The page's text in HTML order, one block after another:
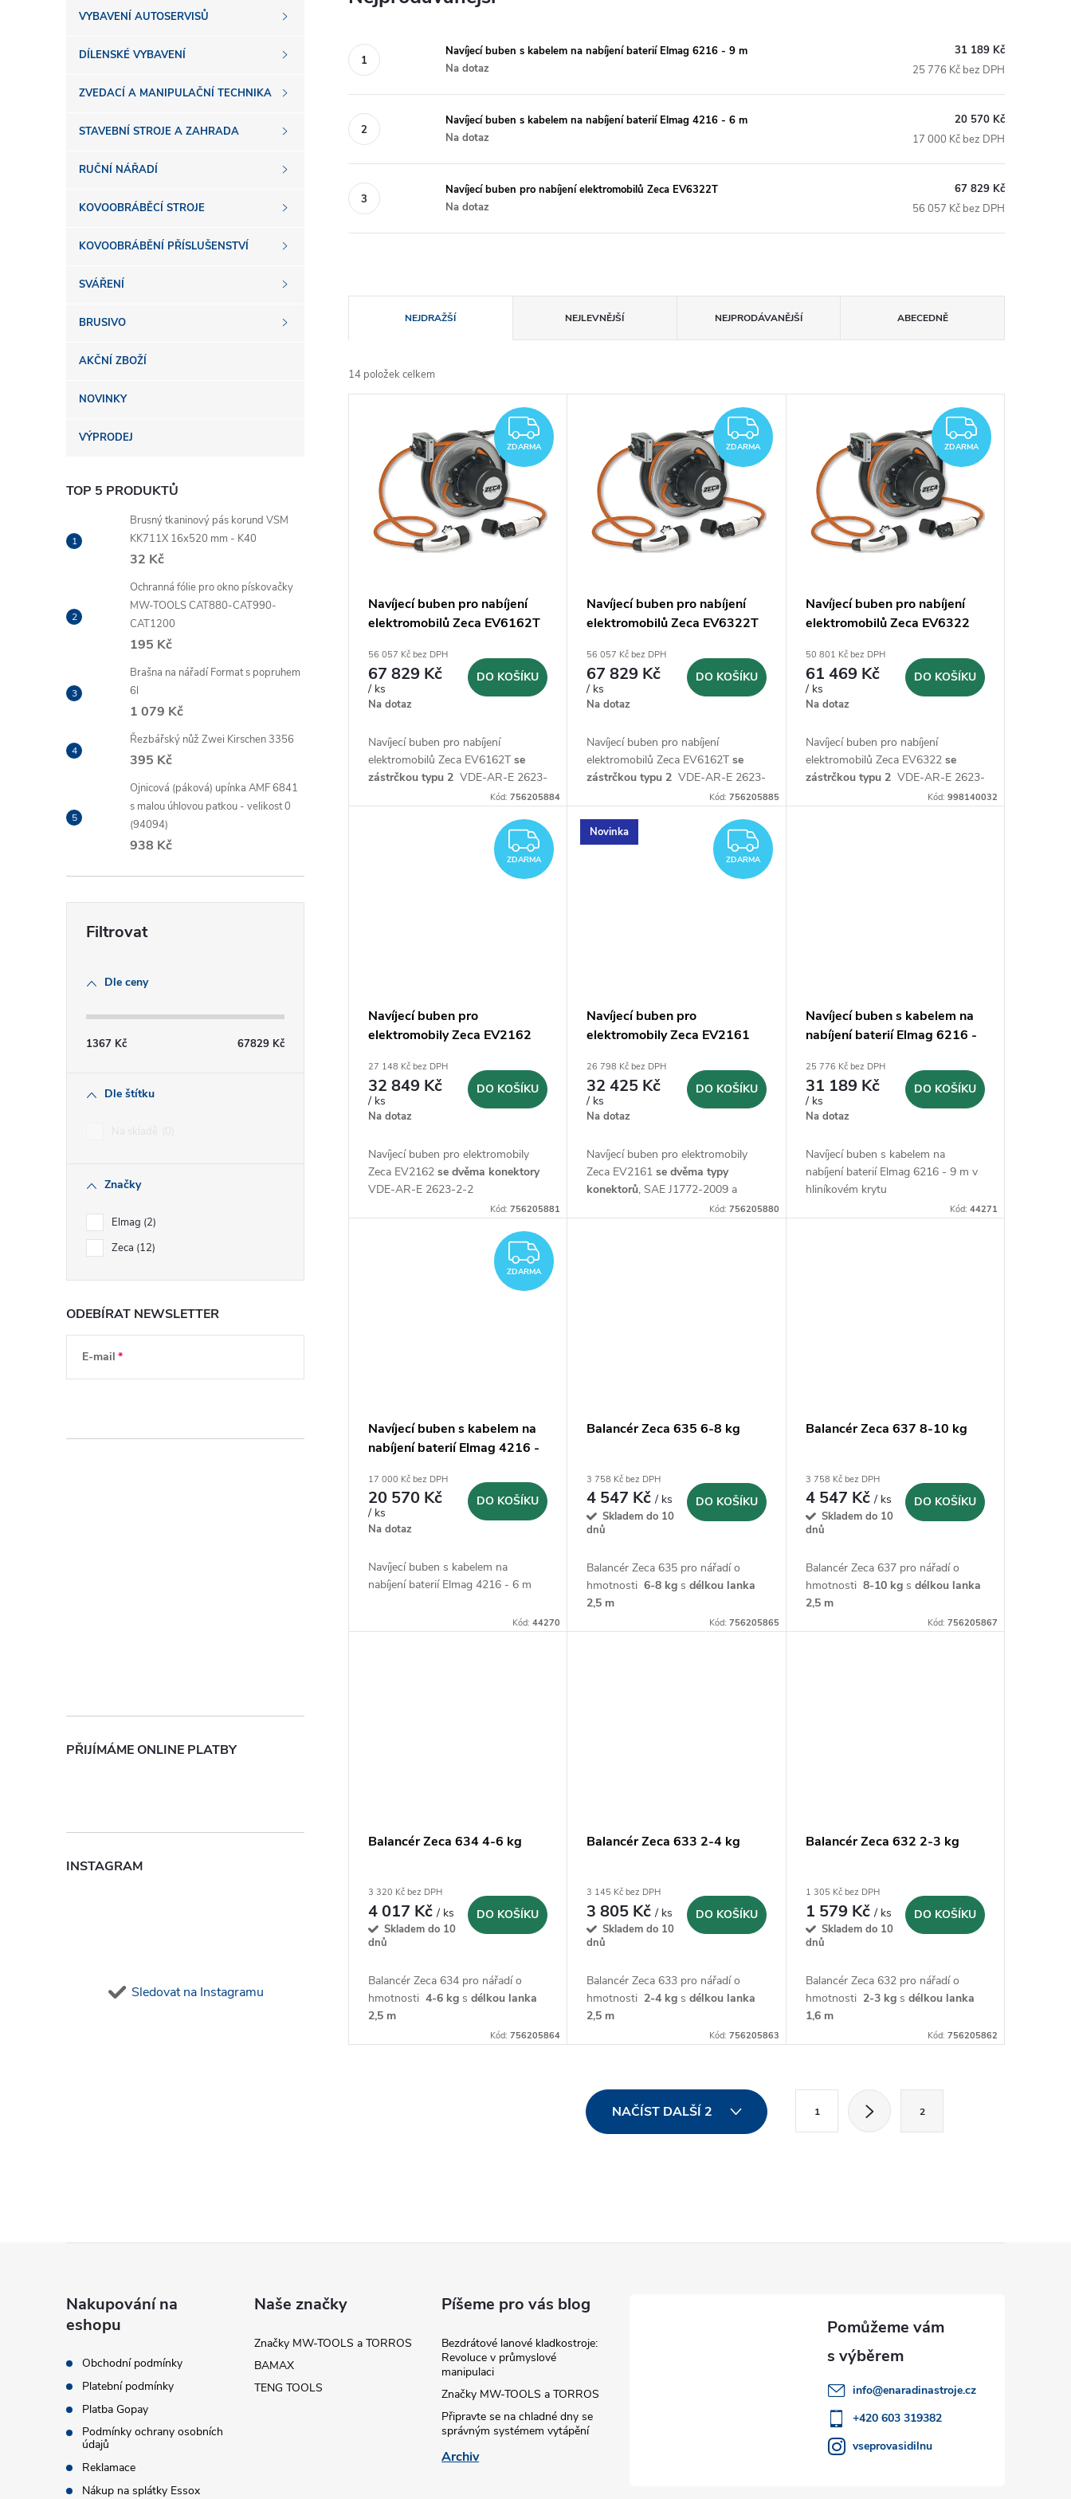
s
a
n
n
p
a
n
VYBAVENÍ AUTOSERVISŮ
DÍLENSKÉ VYBAVENÍ
ZVEDACÍ A MANIPULAČNÍ TECHNIKA
STAVEBNÍ STROJE A ZAHRADA
RUČNÍ NÁŘADÍ
KOVOOBRÁBĚCÍ STROJE
KOVOOBRÁBĚNÍ PŘÍSLUŠENSTVÍ
SVÁŘENÍ
BRUSIVO
AKČNÍ ZBOŽÍ
NOVINKY
VÝPRODEJ
TOP 5 PRODUKTŮ
Brusný tkaninový pás korund VSM
KK711X 16x520 mm - K40
32 Kč
Ochranná fólie pro okno pískovačky
MW-TOOLS CAT880-CAT990-
CAT1200
195 Kč
Brašna na nářadí Format s popruhem
6l
1 079 Kč
Řezbářský nůž Zwei Kirschen 3356
395 Kč
Ojnicová (páková) upínka AMF 6841
s malou úhlovou patkou - velikost 0
(94094)
938 Kč
Dle ceny
1367 Kč 67829 Kč
Dle štítku
Značky
Elmag 2
Zeca 12
ODEBÍRAT NEWSLETTER
E-mail
PŘIJÍMÁME ONLINE PLATBY
INSTAGRAM
Sledovat na Instagramu
Navíjecí buben s kabelem na nabíjení baterií Elmag 6216 - 9 m
Na dotaz
31 189 Kč
25 776 Kč bez DPH
Navíjecí buben s kabelem na nabíjení baterií Elmag 4216 - 6 m
Na dotaz
20 570 Kč
17 000 Kč bez DPH
Navíjecí buben pro nabíjení elektromobilů Zeca EV6322T
Na dotaz
67 829 Kč
56 057 Kč bez DPH
a
z
NEJDRAŽŠÍ NEJLEVNĚJŠÍ NEJPRODÁVANĚJŠÍ ABECEDNĚ
14 položek celkem
k
ZDARMA
ZDARMA
Navíjecí buben pro nabíjení
elektromobilů Zeca EV6162T
56 057 Kč bez DPH
67 829 Kč
/ ks
Na dotaz
DO KOŠÍKU
Navíjecí buben pro nabíjení
elektromobilů Zeca EV6162Tse
zástrčkou typu 2 VDE-AR-E 2623-
2-2 (7 kontaktů) s nabíječkou do
Kód:756205884
ZDARMA
ZDARMA
Navíjecí buben pro nabíjení
elektromobilů Zeca EV6322T
56 057 Kč bez DPH
67 829 Kč
/ ks
Na dotaz
DO KOŠÍKU
Navíjecí buben pro nabíjení
elektromobilů Zeca EV6162Tse
zástrčkou typu 2 VDE-AR-E 2623-
2-2 (7 kontaktů) s nabíječkou do
Kód: 756205885
ZDARMA
Navíjecí buben pro nabíjení
elektromobilů Zeca EV6322
50 801 Kč bez DPH
61 469 Kč
/ ks
Na dotaz
DO KOŠÍKU
Navíjecí buben pro nabíjení
elektromobilů Zeca EV6322 se
zástrčkou typu 2 VDE-AR-E 2623-
2-2 (7 kontaktů) s nabíječkou do
Kód: 998140032
ZDARMA
ZDARMA
Navíjecí buben pro
elektromobily Zeca EV2162
27 148 Kč bez DPH
32 849 Kč
/ ks
Na dotaz
DO KOŠÍKU
Navíjecí buben pro elektromobily
Zeca EV2162 se dvěma konektory
VDE-AR-E 2623-2-2
Kód:756205881
Novinka ZDARMA
ZDARMA
Navíjecí buben pro
elektromobily Zeca EV2161
26 798 Kč bez DPH
32 425 Kč
/ ks
Na dotaz
DO KOŠÍKU
Navíjecí buben pro elektromobily
Zeca EV2161se dvěma typy
konektorů, SAE J1772-2009 a
konekror VDE-AR-E 2623-2-2
Kód: 756205880
Navíjecí buben s kabelem na
nabíjení baterií Elmag 6216 -
25 776 Kč bez DPH
31 189 Kč
/ ks
Na dotaz
DO KOŠÍKU
Navíjecí buben s kabelem na
nabíjení baterií Elmag 6216 - 9 m v
hliníkovém krytu
Kód: 44271
ZDARMA
ZDARMA
Navíjecí buben s kabelem na
nabíjení baterií Elmag 4216 -
17 000 Kč bez DPH
20 570 Kč
/ ks
Na dotaz
DO KOŠÍKU
Navíjecí buben s kabelem na
nabíjení baterií Elmag 4216 - 6 m
Kód:44270
Balancér Zeca 635 6-8 kg
3 758 Kč bez DPH
4 547 Kč/ ks
Skladem do 10
dnů
DO KOŠÍKU
Balancér Zeca 635 pro nářadí o
hmotnosti 6-8 kg sdélkou lanka
2,5 m
Kód: 756205865
Balancér Zeca 637 8-10 kg
3 758 Kč bez DPH
4 547 Kč/ ks
Skladem do 10
dnů
DO KOŠÍKU
Balancér Zeca 637 pro nářadí o
hmotnosti 8-10 kgs délkou lanka
2,5 m
Kód: 756205867
Balancér Zeca 634 4-6 kg
3 320 Kč bez DPH
4 017 Kč/ ks
Skladem do 10
dnů
DO KOŠÍKU
Balancér Zeca 634 pro nářadí o
hmotnosti 4-6 kg s délkou lanka
2,5 m
Kód:756205864
Balancér Zeca 633 2-4 kg
3 145 Kč bez DPH
3 805 Kč/ ks
Skladem do 10
dnů
DO KOŠÍKU
Balancér Zeca 633 pro nářadí o
hmotnosti 2-4 kg sdélkou lanka
2,5 m
Kód: 756205863
Balancér Zeca 632 2-3 kg
1 305 Kč bez DPH
1 579 Kč/ ks
Skladem do 10
dnů
DO KOŠÍKU
Balancér Zeca 632 pro nářadí o
hmotnosti 2-3 kgs délkou lanka
1,6 m
Kód: 756205862
NAČÍST DALŠÍ 2 1 2
Nakupování na
eshopu
Obchodní podmínky
Platební podmínky
Platba Gopay
Podmínky ochrany osobních
údajů
Reklamace
Nákup na splátky Essox
Naše značky
Značky MW-TOOLS a TORROS
BAMAX
TENG TOOLS
Píšeme pro vás blog
Bezdrátové lanové kladkostroje:
Revoluce v průmyslové
manipulaci
Značky MW-TOOLS a TORROS
Připravte se na chladné dny se
správným systémem vytápění
Archiv
info@enaradinastroje.cz
+420 603 319382
vseprovasidilnu